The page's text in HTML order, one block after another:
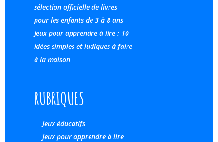
sélection officielle de livres
pour les enfants de 3 à 8 ans
Jeux pour apprendre à lire : 10
idées simples et ludiques à faire
à la maison
RUBRIQUES
Jeux éducatifs
Jeux pour apprendre à lire